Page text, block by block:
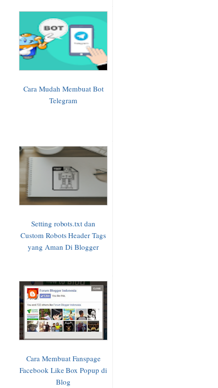
Cara Mudah Membuat Bot
Telegram
Setting robots.txt dan
Custom Robots Header Tags
yang Aman Di Blogger
Cara Membuat Fanspage
Facebook Like Box Popup di
Blog